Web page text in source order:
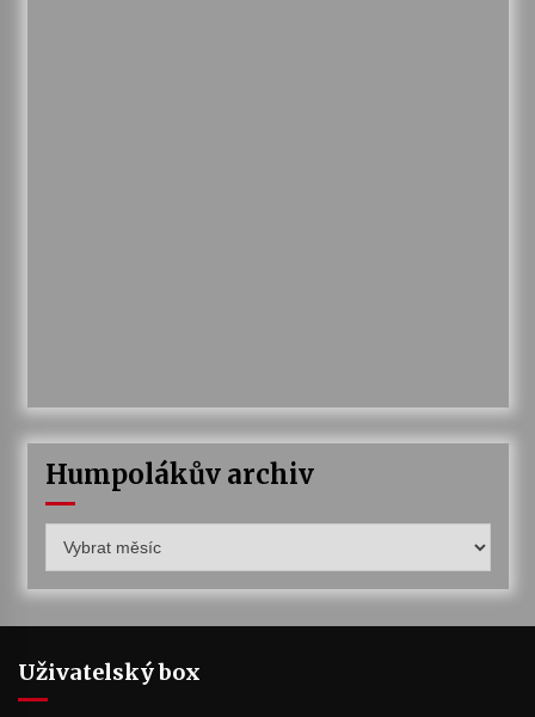
Humpolákův archiv
archiv
Uživatelský box